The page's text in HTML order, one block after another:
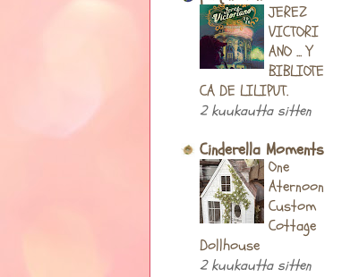
JEREZ
VICTORI
ANO ... Y
BIBLIOTE
CA DE LILIPUT.
2 kuukautta sitten
Cinderella Moments
One
Aternoon
Custom
Cottage
Dollhouse
2 kuukautta sitten